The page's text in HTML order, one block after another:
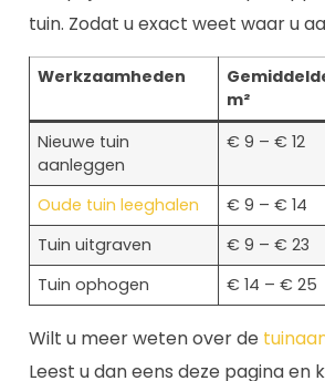
tuin. Zodat u exact weet waar u
Werkzaamheden
m²
Nieuwe tuin
aanleggen
€ 9 – € 12
Oude tuin leeghalen
€ 9 – € 14
Tuin uitgraven
€ 9 – € 23
Tuin ophogen
€ 14 – € 25
Wilt u meer weten over de
Leest u dan eens deze pagina en